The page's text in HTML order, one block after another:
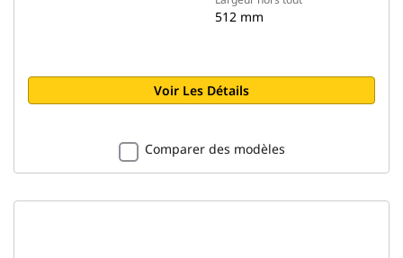
512 mm
Voir Les Détails
Comparer des modèles